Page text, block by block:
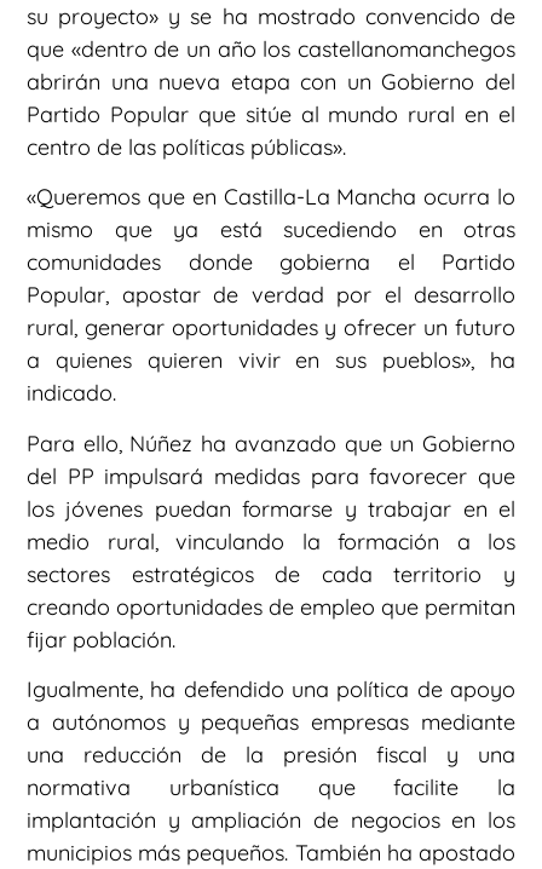
su proyecto» y se ha mostrado convencido de
que «dentro de un año los castellanomanchegos
abrirán una nueva etapa con un Gobierno del
Partido Popular que sitúe al mundo rural en el
centro de las políticas públicas».
«Queremos que en Castilla-La Mancha ocurra lo
mismo que ya está sucediendo en otras
comunidades donde gobierna el Partido
Popular, apostar de verdad por el desarrollo
rural, generar oportunidades y ofrecer un futuro
a quienes quieren vivir en sus pueblos», ha
indicado.
Para ello, Núñez ha avanzado que un Gobierno
del PP impulsará medidas para favorecer que
los jóvenes puedan formarse y trabajar en el
medio rural, vinculando la formación a los
sectores estratégicos de cada territorio y
creando oportunidades de empleo que permitan
fijar población.
Igualmente, ha defendido una política de apoyo
a autónomos y pequeñas empresas mediante
una reducción de la presión fiscal y una
normativa urbanística que facilite la
implantación y ampliación de negocios en los
municipios más pequeños. También ha apostado